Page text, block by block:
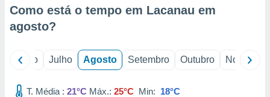
1199
Como está o tempo em Lacanau em
agosto?
Junho Julho Agosto Setembro Outubro Novembro
T. Média : 21°C Máx.: 25°C Min: 18°C